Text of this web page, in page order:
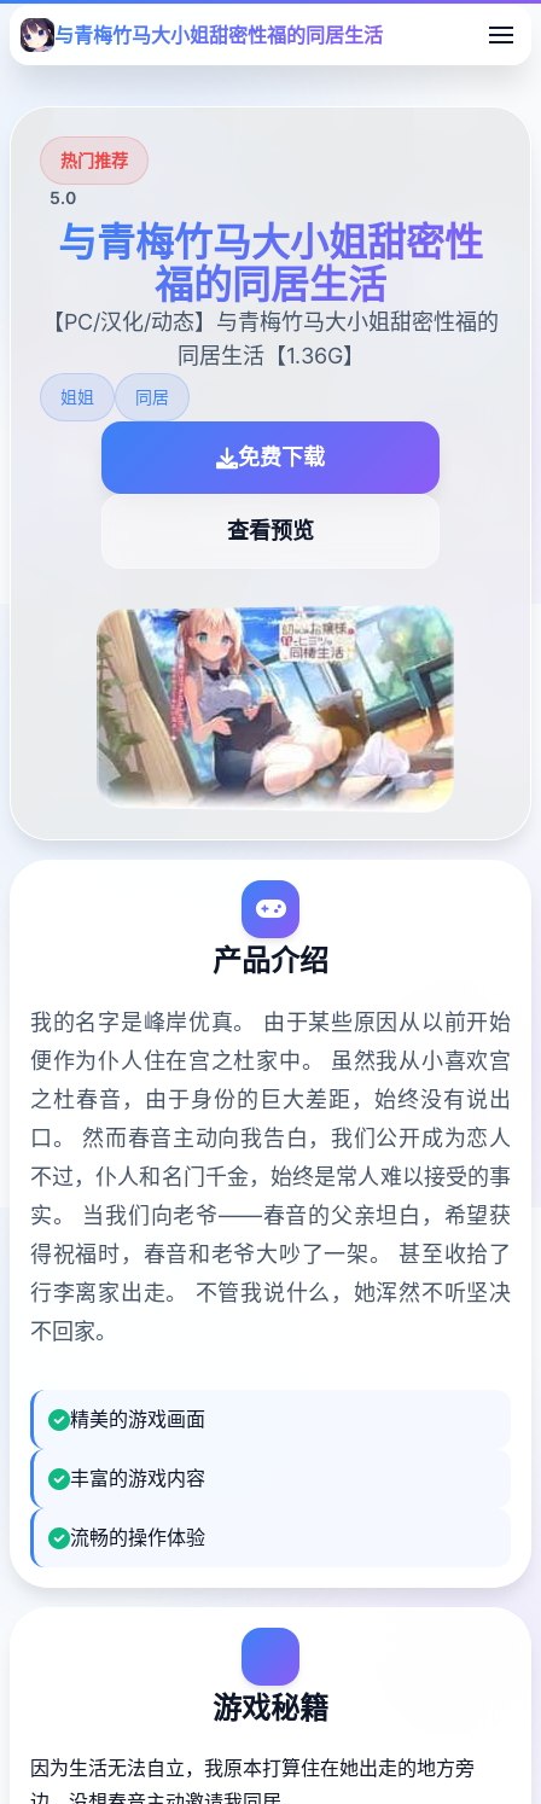
与青梅竹马大小姐甜密性福的同居生活
热门推荐
5.0
与青梅竹马大小姐甜密性
福的同居生活
【PC/汉化/动态】与青梅竹马大小姐甜密性福的
同居生活【1.36G】
姐姐 同居
免费下载
查看预览
产品介绍
我的名字是峰岸优真。 由于某些原因从以前开始
便作为仆人住在宫之杜家中。 虽然我从小喜欢宫
之杜春音，由于身份的巨大差距，始终没有说出
口。 然而春音主动向我告白，我们公开成为恋人
不过，仆人和名门千金，始终是常人难以接受的事
实。 当我们向老爷——春音的父亲坦白，希望获
得祝福时，春音和老爷大吵了一架。 甚至收拾了
行李离家出走。 不管我说什么，她浑然不听坚决
不回家。
精美的游戏画面
丰富的游戏内容
流畅的操作体验
游戏秘籍
因为生活无法自立，我原本打算住在她出走的地方旁